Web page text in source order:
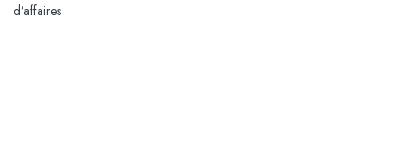
d’affaires